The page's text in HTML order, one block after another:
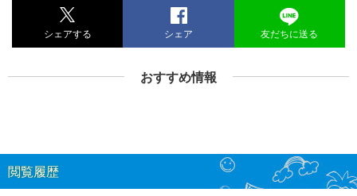
シェアする シェア 友だちに送る
おすすめ情報
閲覧履歴